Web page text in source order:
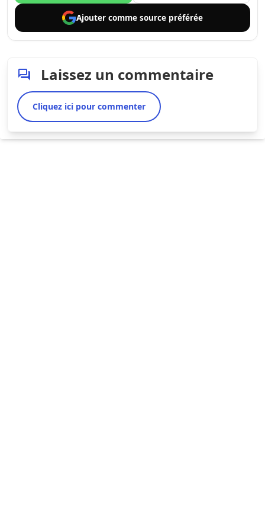
Ajouter comme source préférée
Laissez un commentaire
Cliquez ici pour commenter